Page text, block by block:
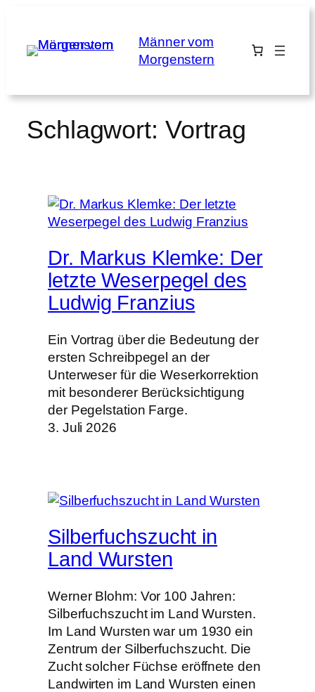
springen
Männer vom
Morgenstern
Schlagwort: Vortrag
Dr. Markus Klemke: Der
letzte Weserpegel des
Ludwig Franzius
Ein Vortrag über die Bedeutung der
ersten Schreibpegel an der
Unterweser für die Weserkorrektion
mit besonderer Berücksichtigung
der Pegelstation Farge.
3. Juli 2026
Silberfuchszucht in
Land Wursten
Werner Blohm: Vor 100 Jahren:
Silberfuchszucht im Land Wursten.
Im Land Wursten war um 1930 ein
Zentrum der Silberfuchszucht. Die
Zucht solcher Füchse eröffnete den
Landwirten im Land Wursten einen